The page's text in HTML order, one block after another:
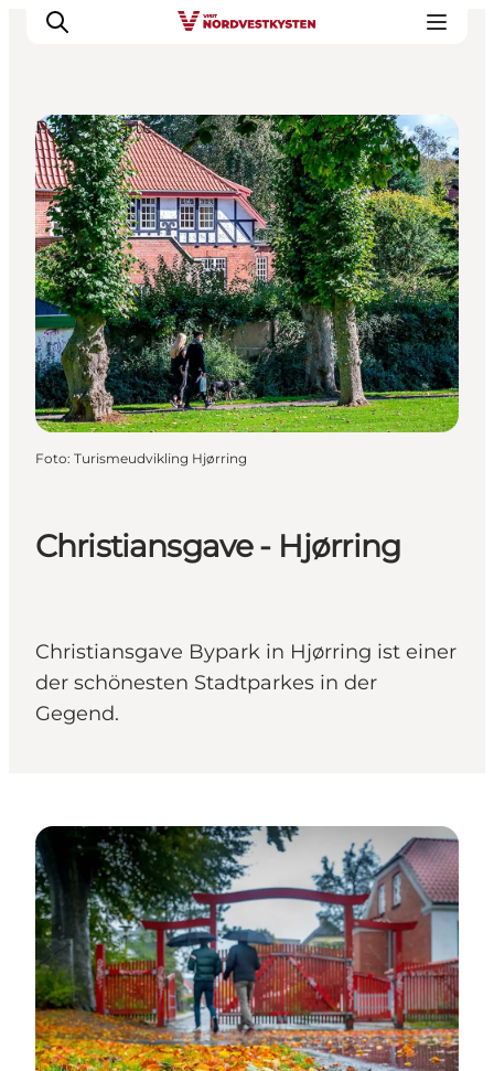
Urlaubsorte
Inspiration
Events
Unterkunft
Mach deine Urlaubsplanung
Christiansgave - Hjørring
Christiansgave Bypark in Hjørring ist einer
der schönesten Stadtparkes in der
Gegend.
Parks & Gärten
Foto: Turismeudvikling Hjørring